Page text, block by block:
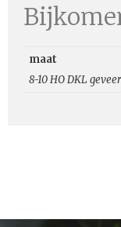
maat
8-10 HO DKL